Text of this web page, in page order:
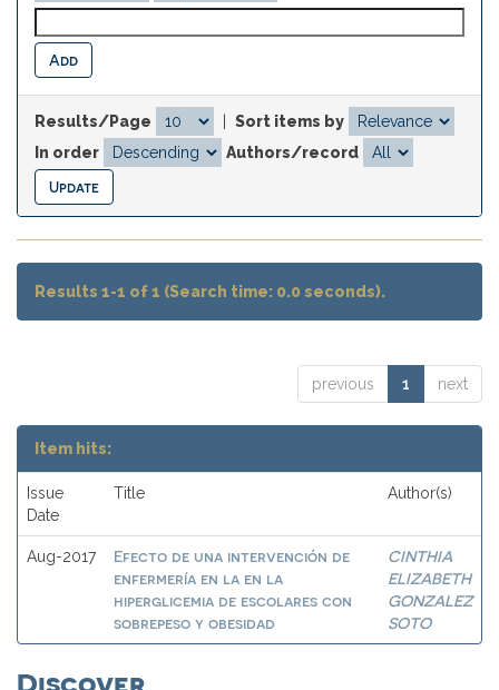
Results/Page
Sort items by
In order
Authors/record
Results 1-1 of 1 (Search time: 0.0 seconds).
previous 1 next
Item hits:
Issue
Date
Title Author(s)
Aug-2017
Efecto de una intervención de
enfermería en la en la
hiperglicemia de escolares con
sobrepeso y obesidad
CINTHIA
ELIZABETH
GONZALEZ
SOTO
Discover